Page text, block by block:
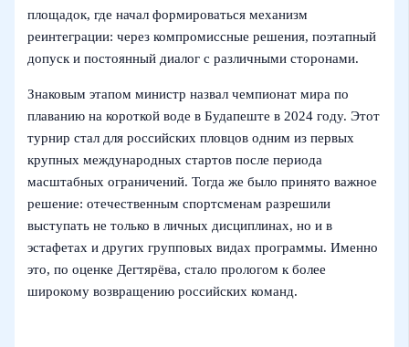
площадок, где начал формироваться механизм
реинтеграции: через компромиссные решения, поэтапный
допуск и постоянный диалог с различными сторонами.
Знаковым этапом министр назвал чемпионат мира по
плаванию на короткой воде в Будапеште в 2024 году. Этот
турнир стал для российских пловцов одним из первых
крупных международных стартов после периода
масштабных ограничений. Тогда же было принято важное
решение: отечественным спортсменам разрешили
выступать не только в личных дисциплинах, но и в
эстафетах и других групповых видах программы. Именно
это, по оценке Дегтярёва, стало прологом к более
широкому возвращению российских команд.